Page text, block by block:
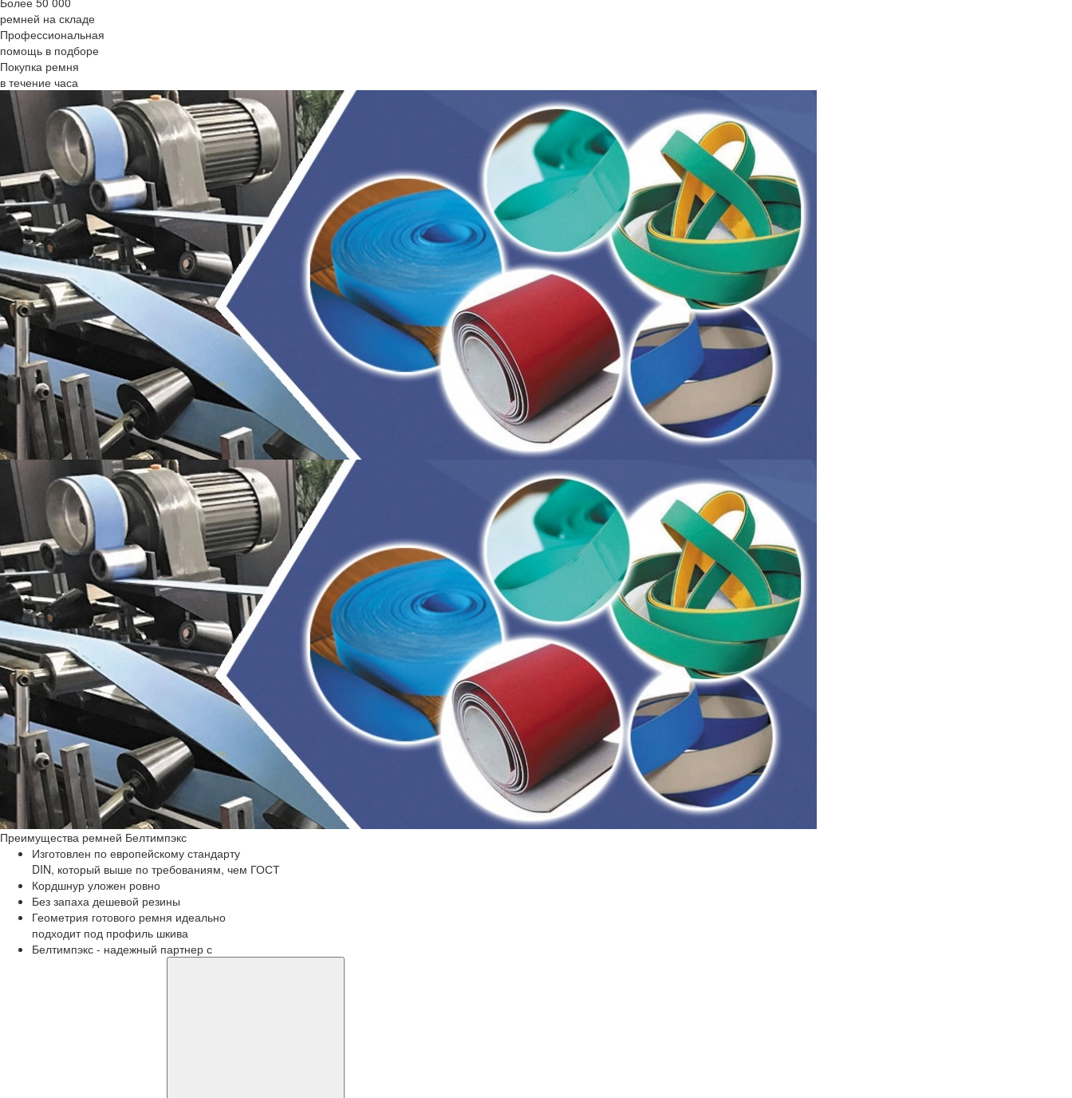
ремней на складе
Профессиональная
помощь в подборе
Покупка ремня
в течение часа
Преимущества ремней Белтимпэкс
Изготовлен по европейскому стандарту
DIN, который выше по требованиям, чем ГОСТ
Кордшнур уложен ровно
Без запаха дешевой резины
Геометрия готового ремня идеально
подходит под профиль шкива
Белтимпэкс - надежный партнер с